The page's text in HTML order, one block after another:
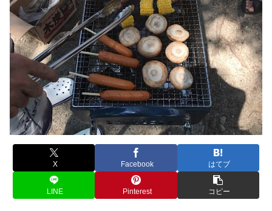
X Facebook はてブ
LINE Pinterest コピー